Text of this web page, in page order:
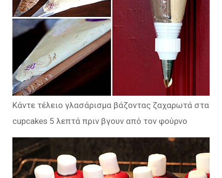
Κάντε τέλειο γλασάρισμα βάζοντας ζαχαρωτά στα
cupcakes 5 λεπτά πριν βγουν από τον φούρνο